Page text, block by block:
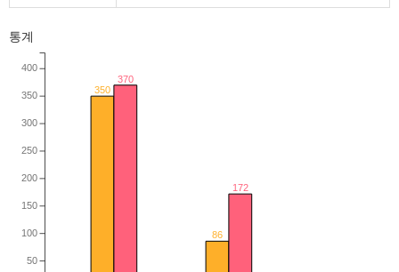
통계
350
86
370
172
50
100
150
200
250
300
350
400